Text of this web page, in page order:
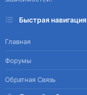
Быстрая навигация
Главная
Форумы
Обратная Связь